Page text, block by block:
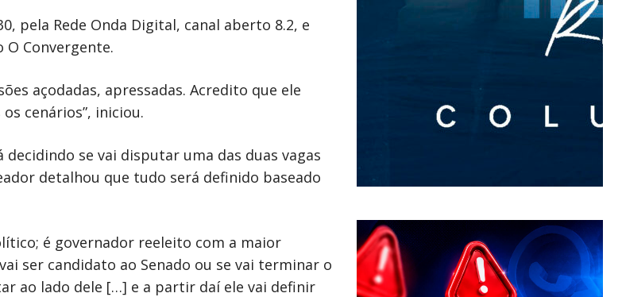
pela Rede Onda Digital, canal aberto 8.2, e
Convergente.
açodadas, apressadas. Acredito que ele
cenários”, iniciou.
se vai disputar uma das duas vagas
detalhou que tudo será definido baseado
é governador reeleito com a maior
ser candidato ao Senado ou se vai terminar o
ao lado dele […] e a partir daí ele vai definir